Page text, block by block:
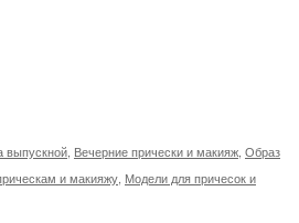
выпускной Вечерние прически и макияж Образ
и макияжу Модели для причесок и